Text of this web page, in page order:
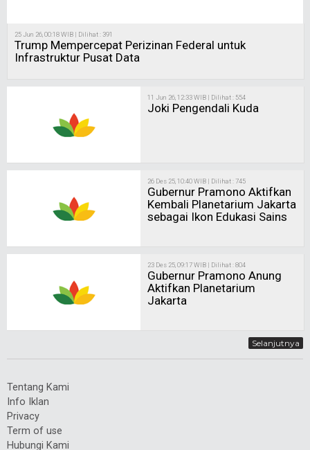
25 Jun 26, 00:18 WIB | Dilihat : 391
Trump Mempercepat Perizinan Federal untuk
Infrastruktur Pusat Data
11 Jun 26, 12:33 WIB | Dilihat : 554
Joki Pengendali Kuda
26 Des 25, 10:40 WIB | Dilihat : 745
Gubernur Pramono Aktifkan
Kembali Planetarium Jakarta
sebagai Ikon Edukasi Sains
23 Des 25, 09:17 WIB | Dilihat : 804
Gubernur Pramono Anung
Aktifkan Planetarium
Jakarta
Selanjutnya
Tentang Kami
Info Iklan
Privacy
Term of use
Hubungi Kami